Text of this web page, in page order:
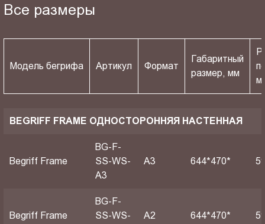
Все размеры
Модель бегрифа Артикул Формат
Габаритный
размер, мм
BEGRIFF FRAME ОДНОСТОРОННЯЯ НАСТЕННАЯ
Begriff Frame
BG-F-
SS-WS-
A3
A3 644*470*
Begriff Frame
BG-F-
SS-WS-
A2 644*470*